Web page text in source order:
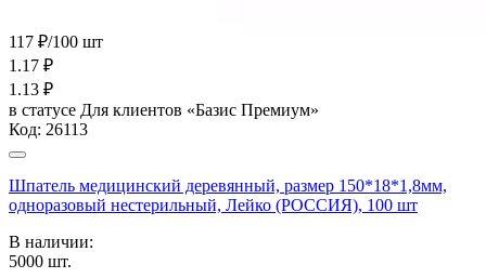
117 ₽/100 шт
1.17 ₽
1.13 ₽
в статусе Для клиентов «Базис Премиум»
Код: 26113
Шпатель медицинский деревянный, размер 150*18*1,8мм,
одноразовый нестерильный, Лейко (РОССИЯ), 100 шт
В наличии:
5000 шт.